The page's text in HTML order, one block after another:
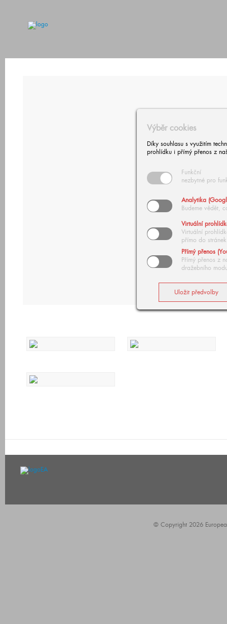
Výběr cookies
Díky souhlasu s využitím
prohlídku i přímý přenos z
Funkční
nezbytné pro
Analytika
Budeme vědět,
Virtuální
Virtuální
přímo do stránek
Přímý přenos
Přímý přenos z
dražebního
© Copyright 2026